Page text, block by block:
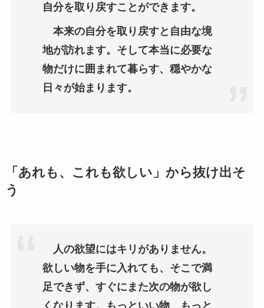
自分を取り戻すことができます。
本来の自分を取り戻すと自由な境
地が訪れます。そして本当に必要な
物だけに囲まれて暮らす、穏やかな
日々が始まります。
「あれも、これも欲しい」から抜け出そ
う
人の欲望にはキリがありません。
欲しい物を手に入れても、そこで満
足できず、すぐにまた次の物が欲し